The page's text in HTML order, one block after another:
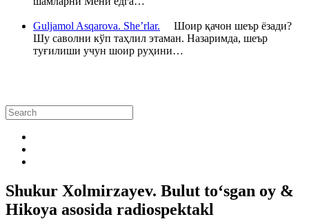
Guljamol Asqarova. She’rlar. Шоир қачон шеър ёзади?
Шу саволни кўп таҳлил этаман. Назаримда, шеър
туғилиши учун шоир руҳини…
Shukur Xolmirzayev. Bulut to‘sgan oy &
Hikoya asosida radiospektakl